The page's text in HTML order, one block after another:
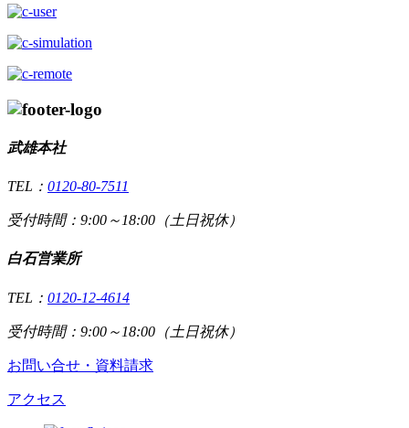
武雄本社
TEL： 0120-80-7511
受付時間：9:00～18:00（土日祝休）
白石営業所
TEL： 0120-12-4614
受付時間：9:00～18:00（土日祝休）
お問い合せ・資料請求
アクセス